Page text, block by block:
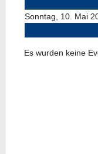
Sonntag, 10. Mai
Es wurden keine